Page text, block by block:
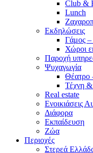
Club &
Lunch
Εκδηλώσεις
Γάμος –
Χώροι
Παροχή
Ψυχαγωγία
Θέατρο
Τέχνη &
Real estate
Ενοικιάσεις
Διάφορα
Εκπαίδευση
Ζώα
Περιοχές
Στερεά